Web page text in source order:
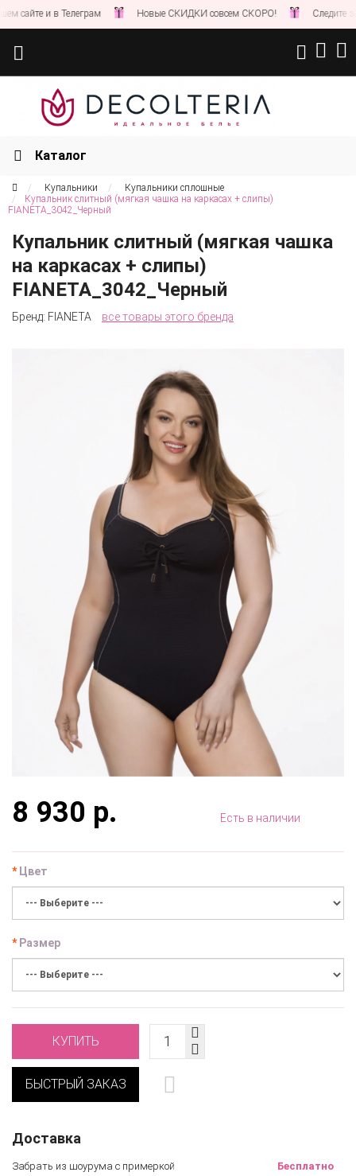
и в Телеграм Новые СКИДКИ совсем СКОРО! Следите за
Каталог
Купальники
Купальники сплошные
Купальник слитный (мягкая чашка на каркасах + слипы)
FIANETA_3042_Черный
Купальник слитный (мягкая чашка
на каркасах + слипы)
FIANETA_3042_Черный
Бренд: FIANETA все товары этого бренда
8 930 р. Есть в наличии
Цвет
Размер
КУПИТЬ
БЫСТРЫЙ ЗАКАЗ
Доставка
Забрать из шоурума с примеркой
Бесплатно